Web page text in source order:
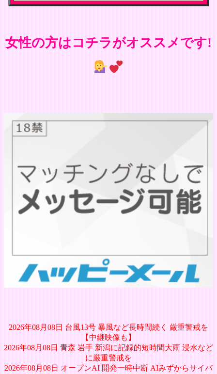
女性の方はコチラがオススメです!
2026年08月08日 台風13号 暴風など長時間続く 厳重警戒を
【中継映像も】
2026年08月08日 青森 岩手 新潟に記録的短時間大雨 浸水など
に厳重警戒を
2026年08月08日 オープンAI 開発一時中断 AIみずからサイバ